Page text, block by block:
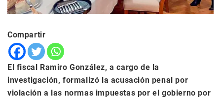
Compartir
El fiscal Ramiro González, a cargo de la
investigación, formalizó la acusación penal por
violación a las normas impuestas por el gobierno por